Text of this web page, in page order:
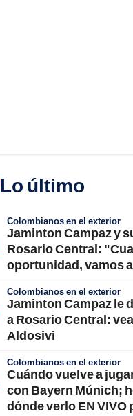
Lo último
Colombianos en el exterior
Jaminton Campaz y
Rosario Central:
oportunidad, vamos
Colombianos en el exterior
Jaminton Campaz le
a Rosario Central:
Aldosivi
Colombianos en el exterior
Cuándo vuelve a
con Bayern Múnich;
dónde verlo EN VIVO